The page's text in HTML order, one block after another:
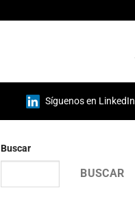
Síguenos en LinkedIn
Buscar
BUSCAR